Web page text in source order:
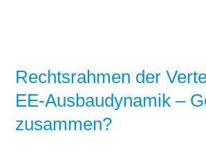
Rechtsrahmen der
EE-Ausbaudynamik –
zusammen?